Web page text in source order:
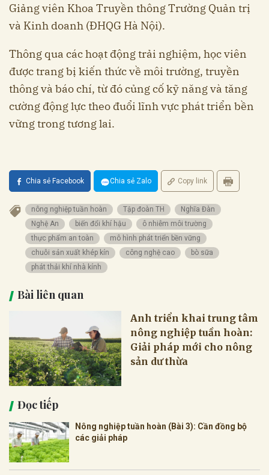
Giảng viên Khoa Truyền thông Trường Quản trị
và Kinh doanh (ĐHQG Hà Nội).
Thông qua các hoạt động trải nghiệm, học viên
được trang bị kiến thức về môi trường, truyền
thông và báo chí, từ đó củng cố kỹ năng và tăng
cường động lực theo đuổi lĩnh vực phát triển bền
vững trong tương lai.
Chia sẻ Facebook Chia sẻ Zalo Copy link
nông nghiệp tuần hoàn Tập đoàn TH
Nghĩa Đàn
Nghệ An
biến đổi khí hậu
ô nhiễm môi trường
thực phẩm an toàn
mô hình phát triển bền vững
chuỗi sản xuất khép kín
công nghệ cao
bò sữa
phát thải khí nhà kính
Bài liên quan
Anh triển khai trung tâm
nông nghiệp tuần hoàn:
Giải pháp mới cho nông
sản dư thừa
Đọc tiếp
Nông nghiệp tuần hoàn (Bài 3): Cần đồng bộ
các giải pháp